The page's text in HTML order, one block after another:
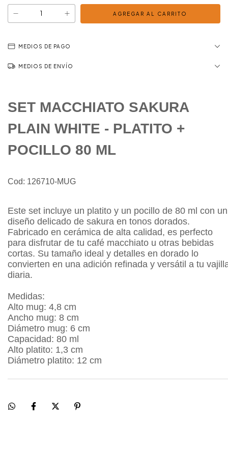
MEDIOS DE PAGO
MEDIOS DE ENVÍO
SET MACCHIATO SAKURA
PLAIN WHITE - PLATITO +
POCILLO 80 ML
Cod: 126710-MUG
Este set incluye un platito y un pocillo de 80 ml con un
diseño delicado de sakura en tonos dorados.
Fabricado en cerámica de alta calidad, es perfecto
para disfrutar de tu café macchiato u otras bebidas
cortas. Su tamaño ideal y detalles en dorado lo
convierten en una adición refinada y versátil a tu
diaria.
Medidas:
Alto mug: 4,8 cm
Ancho mug: 8 cm
Diámetro mug: 6 cm
Capacidad: 80 ml
Alto platito: 1,3 cm
Diámetro platito: 12 cm